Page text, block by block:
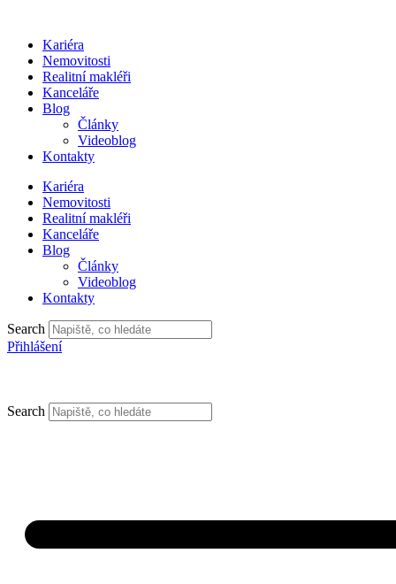
obsahuKariéra
Nemovitosti
Realitní makléři
Kanceláře
Blog
Články
Videoblog
Kontakty
Kariéra
Nemovitosti
Realitní makléři
Kanceláře
Blog
Články
Videoblog
Kontakty
Search
Přihlášení
Search